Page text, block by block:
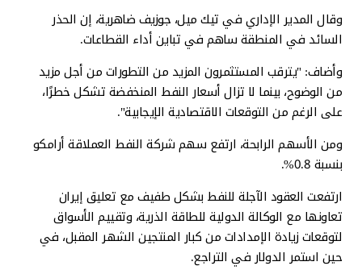
وقال المدير الإداري في تيك ميل، جوزيف ضاهرية، إن الحذر
السائد في المنطقة ساهم في تباين أداء القطاعات.
وأضاف: "يترقب المستثمرون المزيد من التطورات من أجل مزيد
من الوضوح، بينما لا تزال أسعار النفط المنخفضة تشكل خطرًا،
على الرغم من التوقعات الاقتصادية الإيجابية".
ومن الأسهم الرابحة، ارتفع سهم شركة النفط العملاقة أرامكو
بنسبة 0.8%.
ارتفعت العقود الآجلة للنفط بشكل طفيف مع تعليق إيران
تعاونها مع الوكالة الدولية للطاقة الذرية، وتقييم الأسواق
لتوقعات زيادة الإمدادات من كبار المنتجين الشهر المقبل، في
حين استمر الدولار في التراجع.